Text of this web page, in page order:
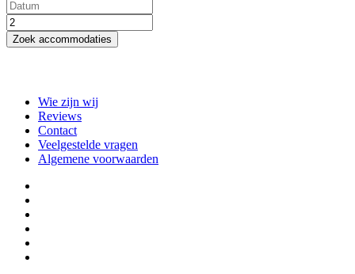
Zoek accommodaties
Wie zijn wij
Reviews
Contact
Veelgestelde vragen
Algemene voorwaarden